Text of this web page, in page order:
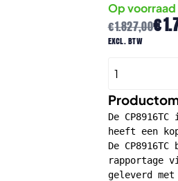
€1.827,00
prijs
€1.827,00.
€
Huidige
prijs
€1.795,00.
excl. btw
Op voorraad
De
heeft een
De
rapportage
geleverd
digitale
met
draadloze
registratie
aantal